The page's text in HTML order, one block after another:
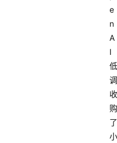
e
n
A
I
低
调
收
购
了
小